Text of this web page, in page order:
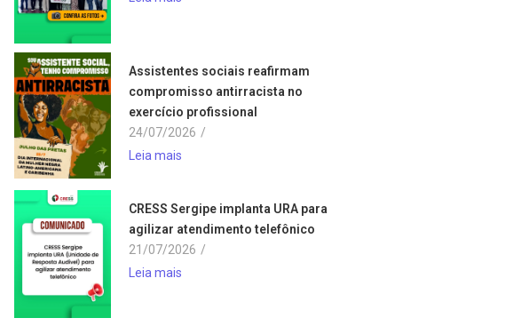
Assistentes sociais reafirmam
compromisso antirracista no
exercício profissional
24/07/2026 /
Leia mais
CRESS Sergipe implanta URA para
agilizar atendimento telefônico
21/07/2026 /
Leia mais